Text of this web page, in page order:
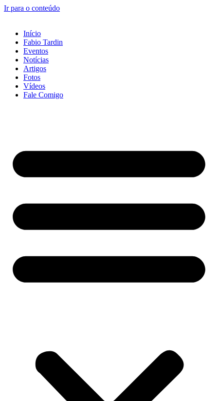
Ir para o conteúdo
Início
Fabio Tardin
Eventos
Notícias
Artigos
Fotos
Vídeos
Fale Comigo